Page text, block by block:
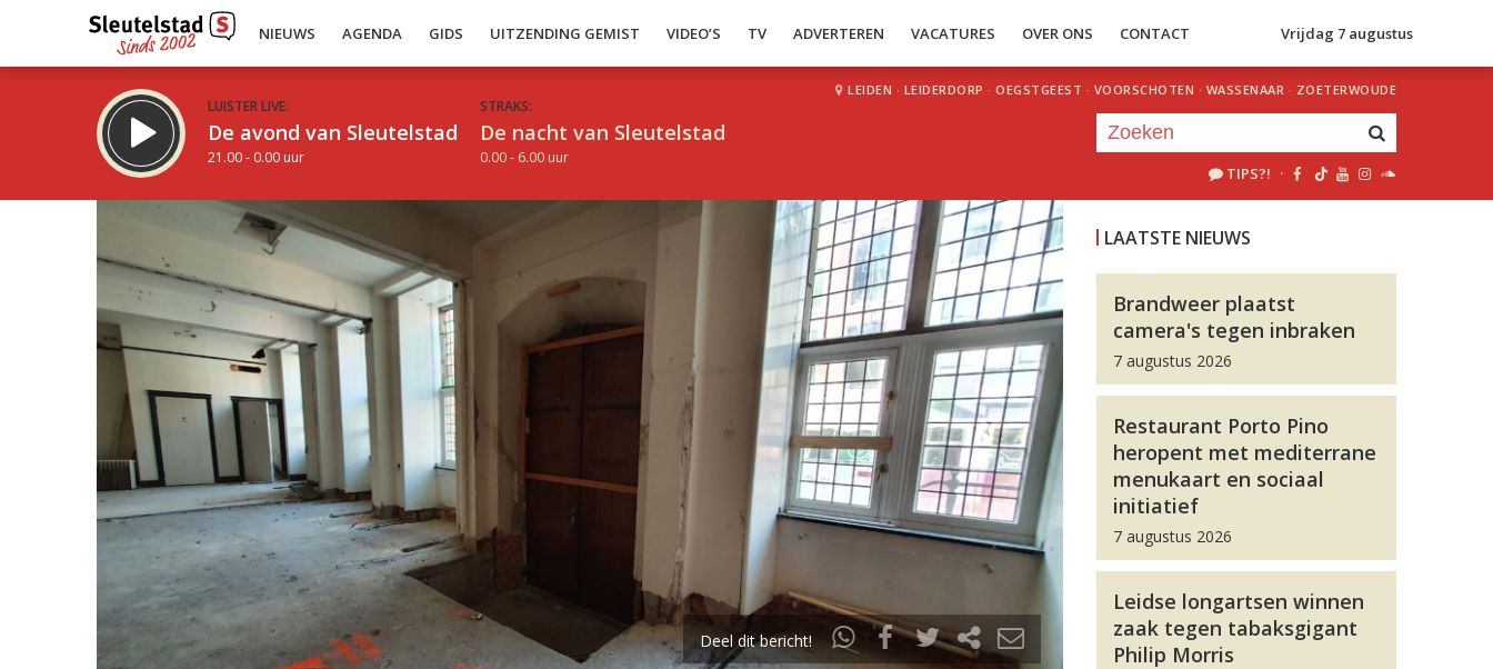
NIEUWS AGENDA GIDS UITZENDING GEMIST VIDEO’S TV ADVERTEREN VACATURES OVER ONS CONTACT Vrijdag 7 augustus
LUISTER LIVE:
De avond van Sleutelstad
21.00 - 0.00 uur
STRAKS:
De nacht van Sleutelstad
0.00 - 6.00 uur
LEIDEN · LEIDERDORP · OEGSTGEEST · VOORSCHOTEN · WASSENAAR · ZOETERWOUDE
TIPS?! ·
Inklappen
Deel dit bericht!
LAATSTE NIEUWS
Brandweer plaatst
camera's tegen inbraken
7 augustus 2026
Restaurant Porto Pino
heropent met mediterrane
menukaart en sociaal
initiatief
7 augustus 2026
Leidse longartsen winnen
zaak tegen tabaksgigant
Philip Morris